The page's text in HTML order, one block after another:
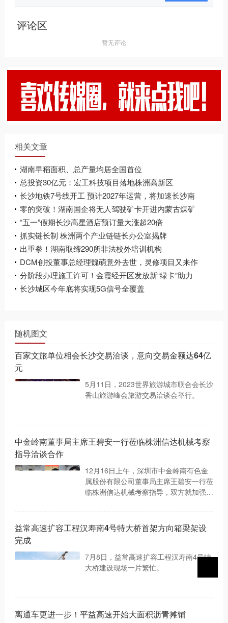
评论区
暂无评论
相关文章
湖南早稻面积、总产量均居全国首位
总投资30亿元：宏工科技项目落地株洲高新区
长沙地铁7号线开工 预计2027年运营，将加速长沙南
部片区轨道成网
零的突破！湖南国企将无人驾驶矿卡开进内蒙古煤矿
“五一”假期长沙高星酒店预订量大涨超20倍
抓实链长制 株洲两个产业链链长办公室揭牌
出重拳！湖南取缔290所非法校外培训机构
DCM创投董事总经理魏萌意外去世，灵修项目又来作
妖？
分阶段办理施工许可！金霞经开区发放新“绿卡”助力
项目“抢跑”开工
长沙城区今年底将实现5G信号全覆盖
随机图文
百家文旅单位相会长沙交易洽谈，意向交易金额达64亿
元
5月11日，2023世界旅游城市联合会长沙
香山旅游峰会旅游交易洽谈会举行。
中金岭南董事局主席王碧安一行莅临株洲信达机械考察
指导洽谈合作
12月16日上午，深圳市中金岭南有色金
属股份有限公司董事局主席王碧安一行莅
临株洲信达机械考察指导，双方就加强沟
益常高速扩容工程汉寿南4号特大桥首架方向箱梁架设
完成
7月8日，益常高速扩容工程汉寿南4号特
大桥建设现场一片繁忙。
离通车更进一步！平益高速开始大面积沥青摊铺